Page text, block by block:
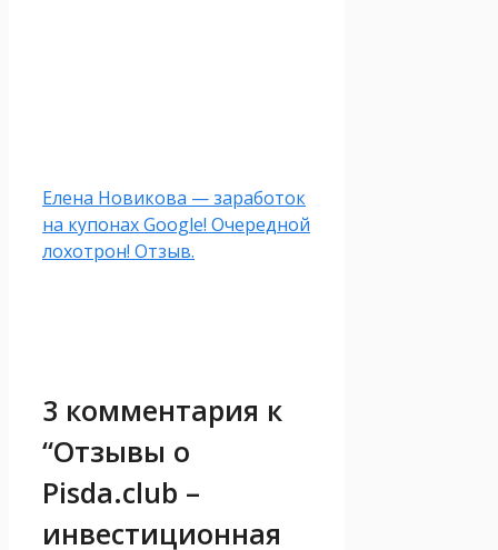
Елена Новикова — заработок
на купонах Google! Очередной
лохотрон! Отзыв.
3 комментария к
“Отзывы о
Pisda.club –
инвестиционная